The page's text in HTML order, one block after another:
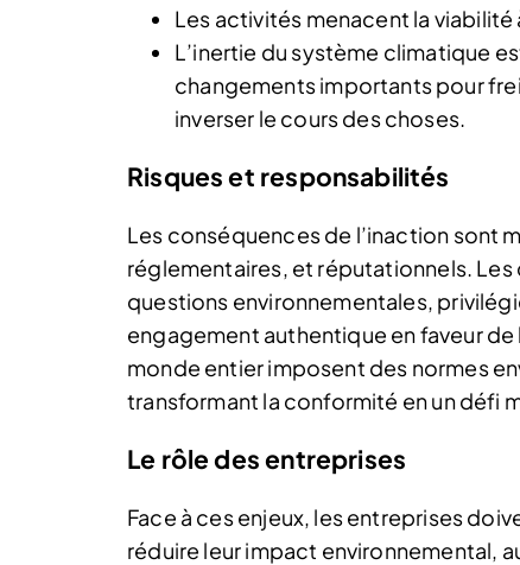
Les activités menacent la
L’inertie du système climatique
changements importants pour
inverser le cours des choses.
Risques et responsabilités
Les conséquences de l’inaction sont
réglementaires, et réputationnels.
questions environnementales,
engagement authentique en faveur
monde entier imposent des normes
transformant la conformité en un défi
Le rôle des entreprises
Face à ces enjeux, les entreprises
réduire leur impact environnemental,